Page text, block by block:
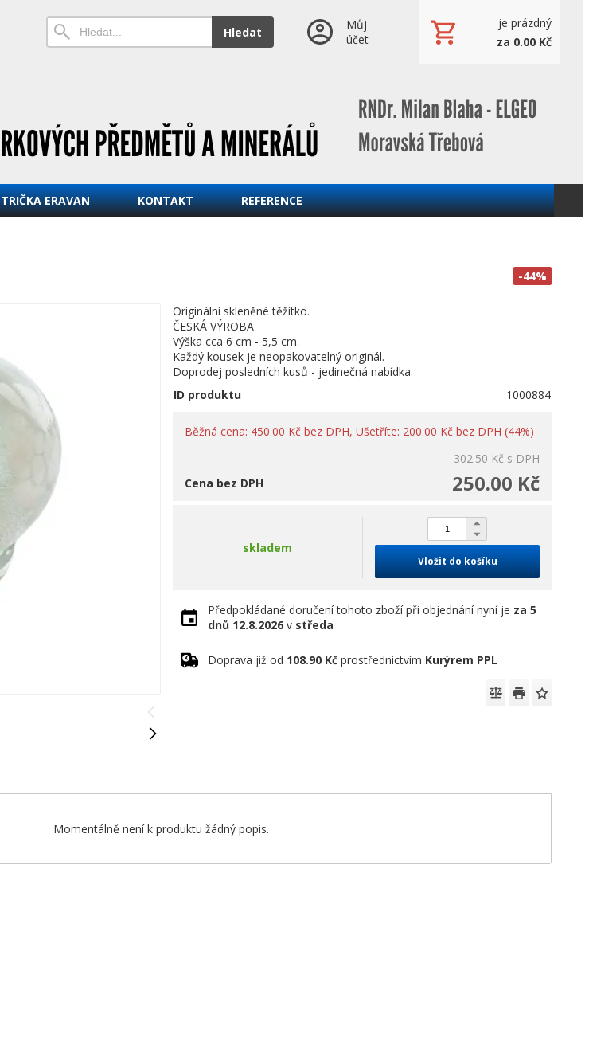
Hledat
Můj
účet
je prázdný
za 0.00 Kč
TRIČKA ERAVAN KONTAKT REFERENCE
-44%
Originální skleněné těžítko.
ČESKÁ VÝROBA
Výška cca 6 cm - 5,5 cm.
Každý kousek je neopakovatelný originál.
Doprodej posledních kusů - jedinečná nabídka.
ID produktu
1000884
Běžná cena:450.00 Kč bez DPH, Ušetříte: 200.00 Kč bez DPH (44%)
302.50 Kč s DPH
250.00 Kč
Cena bez DPH
skladem
Vložit do košíku
Předpokládané doručení tohoto zboží při objednání nyní je za 5
dnů 12.8.2026 v středa
Doprava již od 108.90 Kč prostřednictvím Kurýrem PPL
Momentálně není k produktu žádný popis.